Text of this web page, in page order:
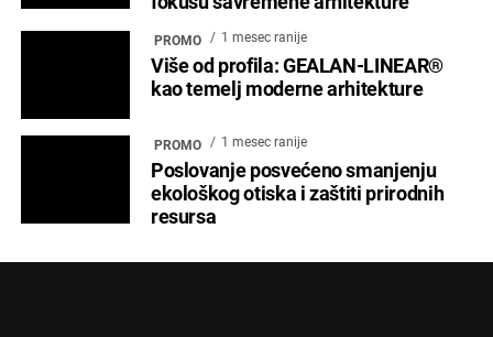
PROMO 1 mesec ranije
Više od profila: GEALAN-LINEAR®
kao temelj moderne arhitekture
PROMO 1 mesec ranije
Poslovanje posvećeno smanjenju
ekološkog otiska i zaštiti prirodnih
resursa